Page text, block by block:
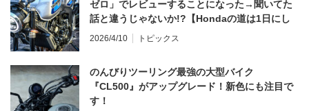
ゼロ」でレビューすることになった→聞いてた
話と違うじゃないか!?【Hondaの道は1日にし
てならず／CB1000F ①第一印象 編】
2026/4/10 トピックス
のんびりツーリング最強の大型バイク
『CL500』がアップグレード！新色にも注目で
す！